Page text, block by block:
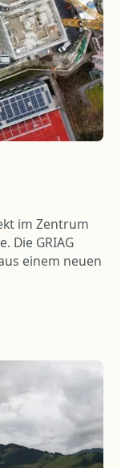
im Zentrum
Die GRIAG
einem neuen
die Baugrube